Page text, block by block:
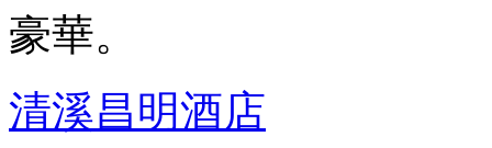
豪華。
清溪昌明酒店